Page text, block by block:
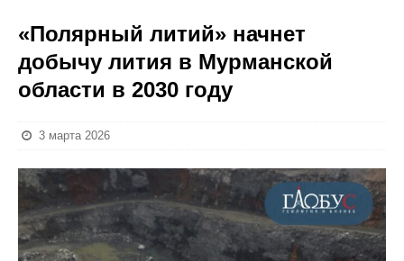
«Полярный литий» начнет
добычу лития в Мурманской
области в 2030 году
3 марта 2026